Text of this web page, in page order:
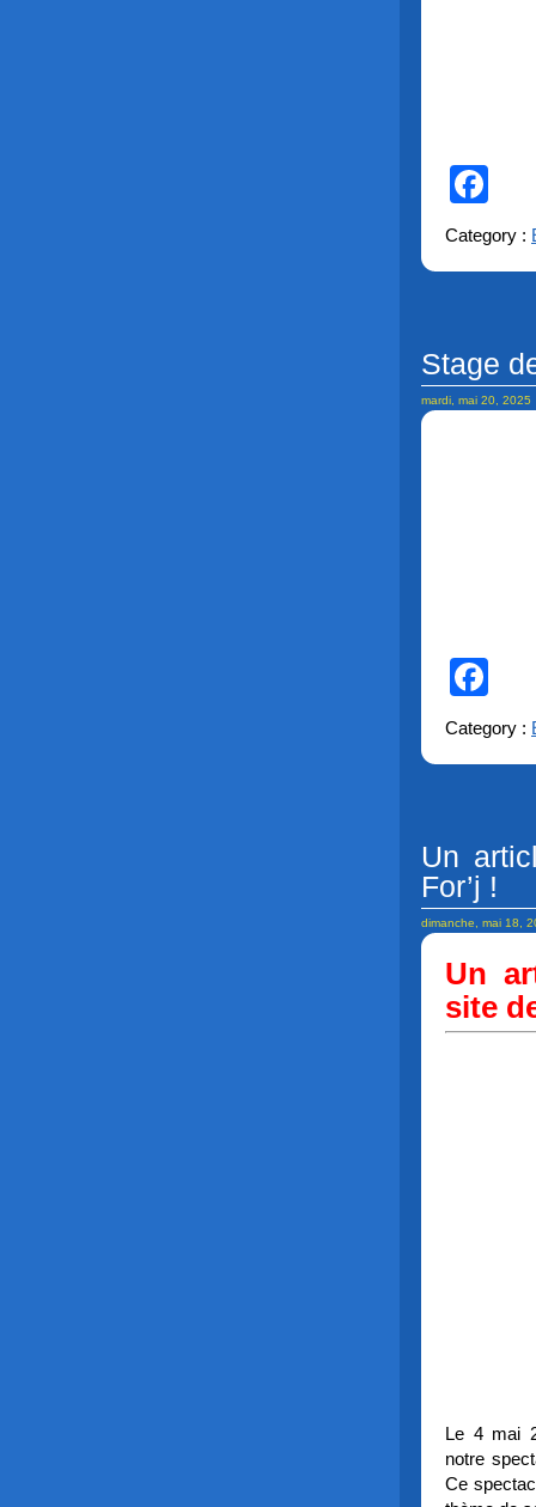
Category :
Stage
mardi, mai 20, 2025
Category :
Un
For’j !
dimanche, mai 18,
Un
site
Le 4 mai
notre
Ce